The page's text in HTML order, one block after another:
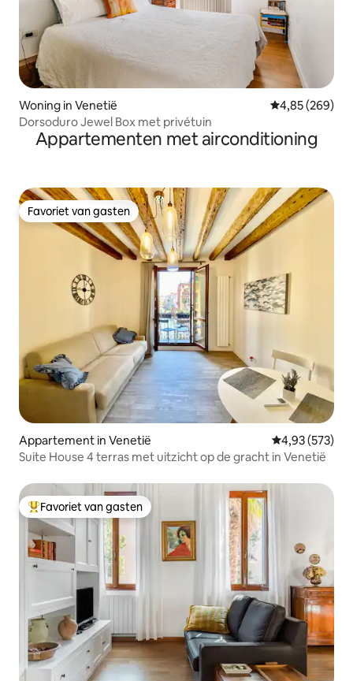
Woning in Venetië Gemiddelde
4,85 (269)
Dorsoduro Jewel Box met privétuin
Appartementen met airconditioning
Favoriet van gasten
Favoriet van gasten
Appartement in Venetië Gemiddelde
4,93 (573)
Suite House 4 terras met uitzicht op de gracht in Venetië
Topfavoriet van gasten
Favoriet van gasten